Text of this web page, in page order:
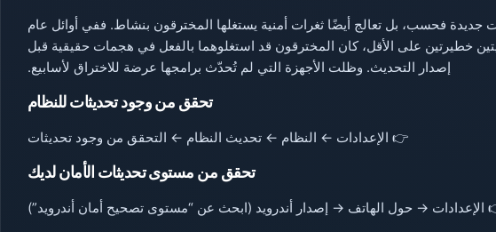
جديدة فحسب، بل تعالج أيضًا ثغرات أمنية يستغلها المخترقون بنشاط. ففي أوائل عام
أمنيتين خطيرتين على الأقل، كان المخترقون قد استغلوهما بالفعل في هجمات حقيقية قبل
إصدار التحديث. وظلت الأجهزة التي لم تُحدّث برامجها عرضة للاختراق لأسابيع.
تحقق من وجود تحديثات للنظام
👉 الإعدادات ← النظام ← تحديث النظام ← التحقق من وجود تحديثات
تحقق من مستوى تحديثات الأمان لديك
الإعدادات → حول الهاتف → إصدار أندرويد (ابحث عن “مستوى تصحيح أمان أندرويد”)